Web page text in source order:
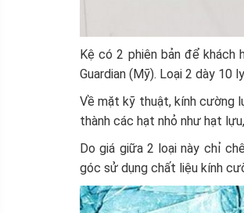
Kệ có 2 phiên bản để
Guardian (Mỹ). Loại 2 dày 10
Về mặt kỹ thuật, kính cường
thành các hạt nhỏ như hạt
Do giá giữa 2 loại này chỉ
góc sử dụng chất liệu kính